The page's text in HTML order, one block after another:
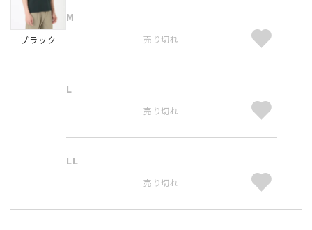
ブラック
M
売り切れ
L
売り切れ
LL
売り切れ